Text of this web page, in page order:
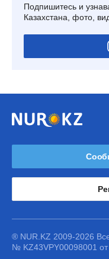
Подпишитесь и
Казахстана, фото,
® NUR.KZ 2009-2026
№ KZ43VPY00098001 от